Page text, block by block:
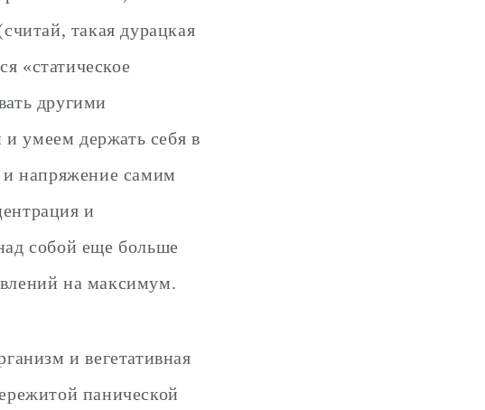
такая дурацкая
«статическое
другими
умеем держать себя в
и напряжение самим
и
собой еще больше
на максимум.
и вегетативная
панической